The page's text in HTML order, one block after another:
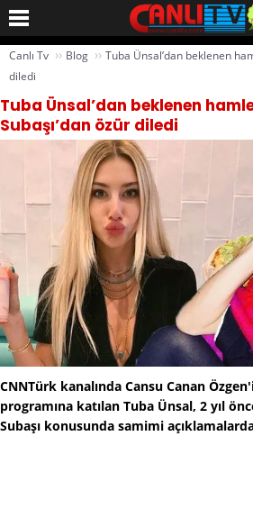
Canlı Tv ›› Blog ›› Tuba Ünsal’dan beklenen
diledi
Tuba Ünsal’dan beklenen
Subaşı’dan özür diledi
CNNTürk kanalında Cansu Canan
programına katılan Tuba Ünsal, 2 yıl
Subaşı konusunda samimi